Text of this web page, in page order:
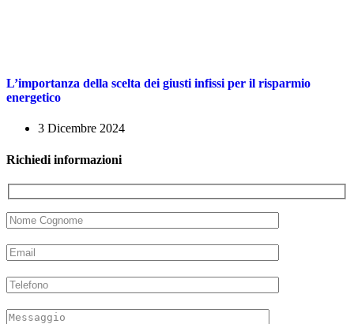
L’importanza della scelta dei giusti infissi per il risparmio
energetico
3 Dicembre 2024
Richiedi informazioni